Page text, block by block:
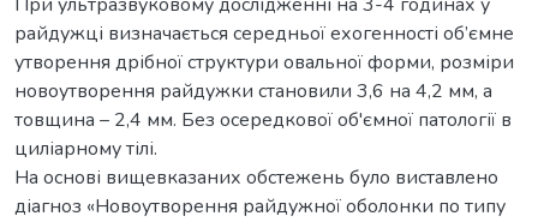
райдужці визначається середньої ехогенності об’ємне
утворення дрібної структури овальної форми, розміри
новоутворення райдужки становили 3,6 на 4,2 мм, а
товщина – 2,4 мм. Без осередкової об'ємної патології в
циліарному тілі.
На основі вищевказаних обстежень було виставлено
діагноз «Новоутворення райдужної оболонки по типу